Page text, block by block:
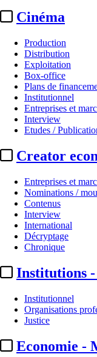
Cinéma
Production
Distribution
Exploitation
Box-office
Plans de
Institutionnel
Entreprises et
Interview
Etudes /
Creator
Entreprises et
Nominations /
Contenus
Interview
International
Décryptage
Chronique
Institutions
Institutionnel
Organisations
Justice
Economie -
Programmes
Canal+ :
Translate
Actualité n° 268077